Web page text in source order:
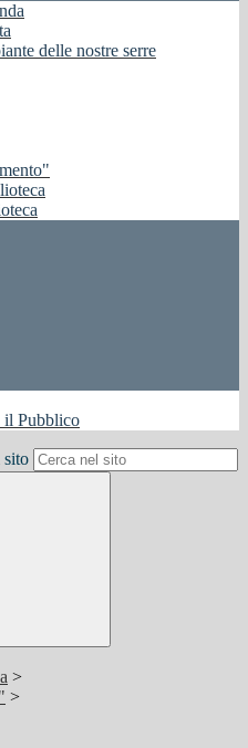
delle nostre serre
Pubblico
sito
>
>